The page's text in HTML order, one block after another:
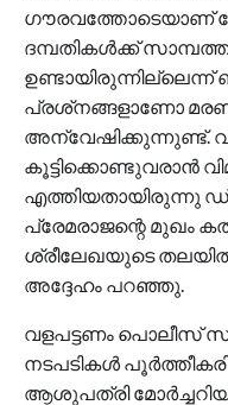
ഗൗരവത്തോടെയാണ്
ദമ്പതികള്‍ക്ക്
പ്രശ്‌നങ്ങളാണോ
അന്വേഷിക്കുന്നുണ്ട്.
കൂട്ടിക്കൊണ്ടുവരാന്‍
എത്തിയതായിരുന്നു
പ്രേമരാജന്റെ മുഖം
ശ്രീലേഖയുടെ
അദ്ദേഹം പറഞ്ഞു.
വളപട്ടണം പൊലീസ്
നടപടികള്‍
ആശുപത്രി